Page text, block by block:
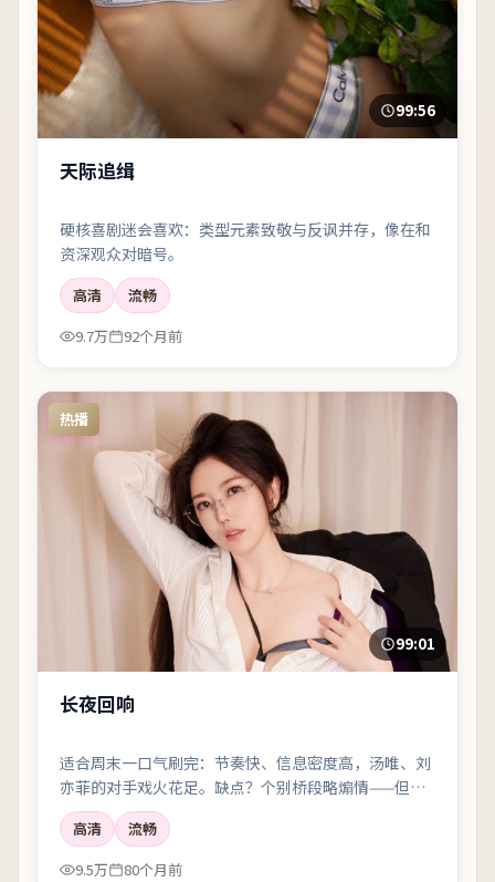
99:56
天际追缉
硬核喜剧迷会喜欢：类型元素致敬与反讽并存，像在和
资深观众对暗号。
高清
流畅
9.7万
92个月前
热播
99:01
长夜回响
适合周末一口气刷完：节奏快、信息密度高，汤唯、刘
亦菲的对手戏火花足。缺点？个别桥段略煽情——但瑕
不掩瑜。
高清
流畅
9.5万
80个月前